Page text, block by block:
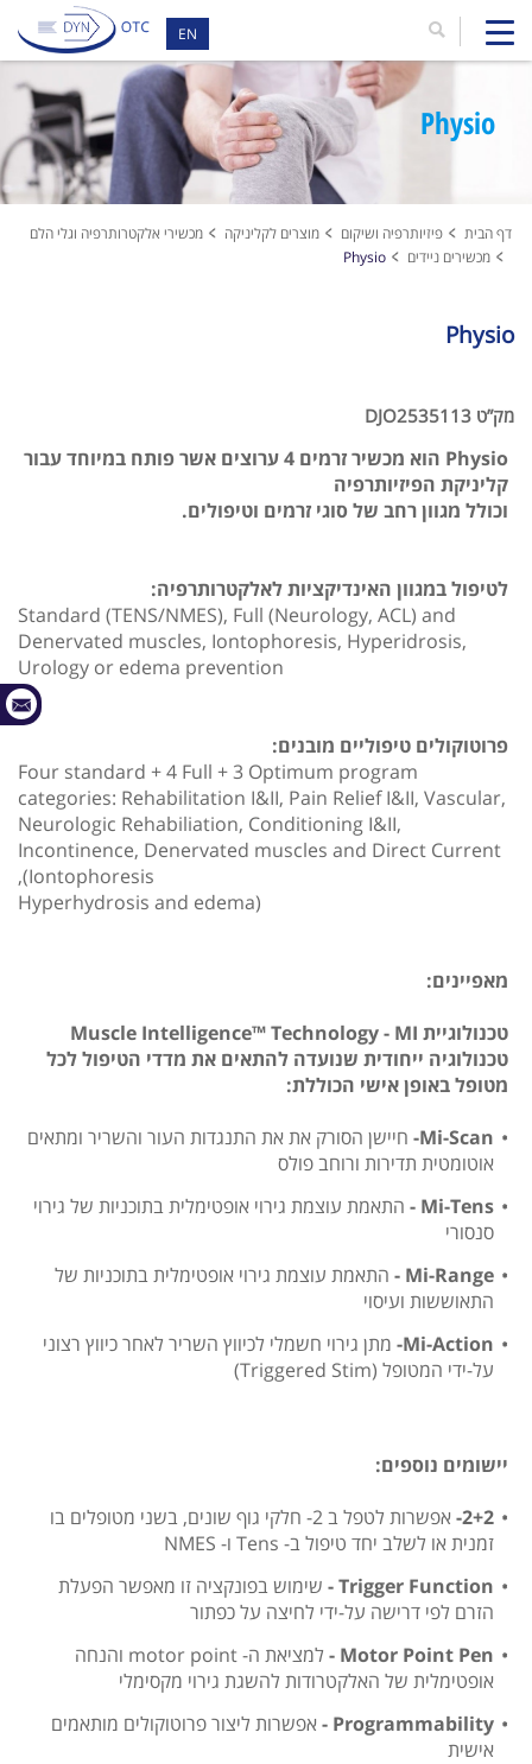
EN
Physio
דף הבית פיזיותרפיה ושיקום מוצרים לקליניקה
מכשירי אלקטרותרפיה וגלי הלם
מכשירים ניידים
Physio
Physio
מק”ט DJO2535113
Physio הוא מכשיר זרמים 4 ערוצים אשר פותח במיוחד עבור
קליניקת הפיזיותרפיה
וכולל מגוון רחב של סוגי זרמים וטיפולים.
לטיפול במגוון האינדיקציות לאלקטרותרפיה:
Standard (TENS/NMES), Full (Neurology, ACL) and
Denervated muscles, Iontophoresis, Hyperidrosis,
Urology or edema prevention
פרוטוקולים טיפוליים מובנים:
Four standard + 4 Full + 3 Optimum program
categories: Rehabilitation I&II, Pain Relief I&II, Vascular,
Neurologic Rehabiliation, Conditioning I&II,
Incontinence, Denervated muscles and Direct Current
(Iontophoresis,
(Hyperhydrosis and edema
מאפיינים:
טכנולוגיית Muscle Intelligence™ Technology - MI
טכנולוגיה ייחודית שנועדה להתאים את מדדי הטיפול לכל
מטופל באופן אישי הכוללת:
Mi-Scan- חיישן הסורק את את התנגדות העור והשריר ומתאים
אוטומטית תדירות ורוחב פולס
Mi-Tens -
התאמת עוצמת גירוי אופטימלית בתוכניות של גירוי
סנסורי
Mi-Range -
התאמת עוצמת גירוי אופטימלית בתוכניות של
התאוששות ועיסוי
Mi-Action- מתן גירוי חשמלי לכיווץ השריר לאחר כיווץ רצוני
על-ידי המטופל (Triggered Stim)
יישומים נוספים:
2+2-
אפשרות לטפל ב 2- חלקי גוף שונים, בשני מטופלים בו
זמנית או לשלב יחד טיפול ב- Tens ו- NMES
Trigger Function -
שימוש בפונקציה זו מאפשר הפעלת
הזרם לפי דרישה על-ידי לחיצה על כפתור
Motor Point Pen -
למציאת ה- motor point והנחה
אופטימלית של האלקטרודות להשגת גירוי מקסימלי
Programmability -
אפשרות ליצור פרוטוקולים מותאמים
אישית